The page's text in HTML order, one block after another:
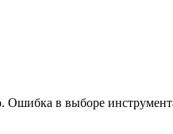
Ошибка в выборе